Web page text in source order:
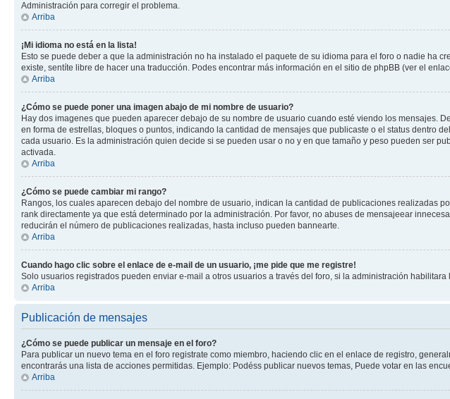
Administración para corregir el problema.
Arriba
¡Mi idioma no está en la lista!
Esto se puede deber a que la administración no ha instalado el paquete de su idioma para el foro o nadie ha
existe, sentíte libre de hacer una traducción. Podes encontrar más información en el sitio de phpBB (ver el
Arriba
¿Cómo se puede poner una imagen abajo de mi nombre de usuario?
Hay dos imagenes que pueden aparecer debajo de su nombre de usuario cuando esté viendo los
en forma de estrellas, bloques o puntos, indicando la cantidad de mensajes que publicaste o el status dentro
cada usuario. Es la administración quien decide si se pueden usar o no y en que tamaño y peso pueden ser
activada.
Arriba
¿Cómo se puede cambiar mi rango?
Rangos, los cuales aparecen debajo del nombre de usuario, indican la cantidad de publicaciones realizadas
rank directamente ya que está determinado por la administración. Por favor, no abuses de mensajeear
reducirán el número de publicaciones realizadas, hasta incluso pueden bannearte.
Arriba
Cuando hago clic sobre el enlace de e-mail de un usuario, ¡me pide que me registre!
Solo usuarios registrados pueden enviar e-mail a otros usuarios a través del foro, si la administración
Arriba
Publicación de mensajes
¿Cómo se puede publicar un mensaje en el foro?
Para publicar un nuevo tema en el foro registrate como miembro, haciendo clic en el enlace de registro,
encontrarás una lista de acciones permitidas. Ejemplo: Podéss publicar nuevos temas, Puede votar en las
Arriba